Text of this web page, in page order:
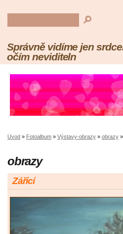
Správně vidíme jen
očím neviditeln
Úvod » Fotoalbum » Výstavy-obrazy » obrazy »
obrazy
Zářící